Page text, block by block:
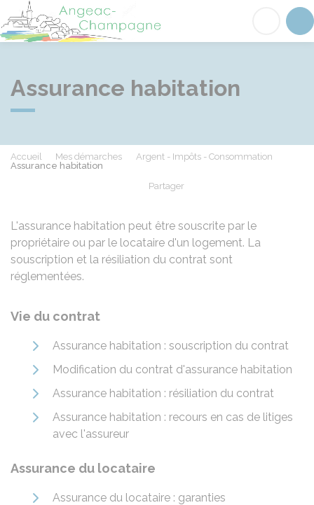
Angeac-Champagne
Assurance habitation
Accueil Mes démarches
Argent - Impôts - Consommation
Assurance habitation
Partager
L'assurance habitation peut être souscrite par le
propriétaire ou par le locataire d'un logement. La
souscription et la résiliation du contrat sont
réglementées.
Vie du contrat
Assurance habitation : souscription du contrat
Modification du contrat d'assurance habitation
Assurance habitation : résiliation du contrat
Assurance habitation : recours en cas de litiges
avec l'assureur
Assurance du locataire
Assurance du locataire : garanties